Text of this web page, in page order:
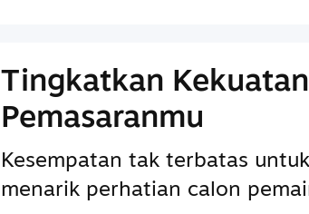
Tingkatkan Kekuatan
Pemasaranmu
Kesempatan tak terbatas untuk
menarik perhatian calon